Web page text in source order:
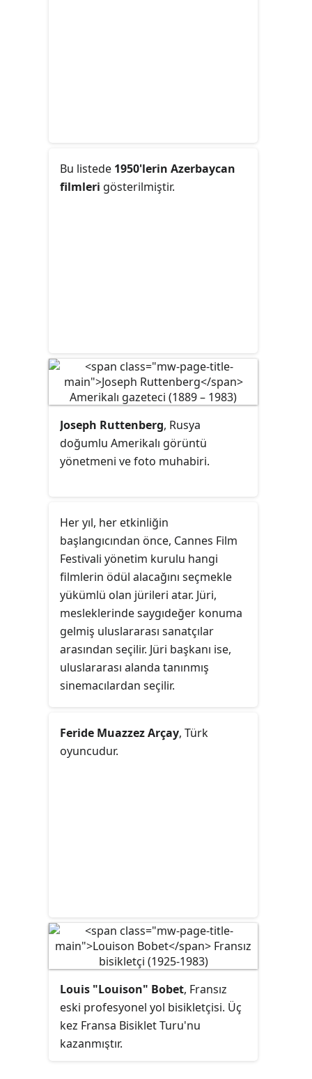
Bu listede 1950'lerin Azerbaycan
filmleri gösterilmiştir.
Joseph Ruttenberg, Rusya
doğumlu Amerikalı görüntü
yönetmeni ve foto muhabiri.
Her yıl, her etkinliğin
başlangıcından önce, Cannes Film
Festivali yönetim kurulu hangi
filmlerin ödül alacağını seçmekle
yükümlü olan jürileri atar. Jüri,
mesleklerinde saygıdeğer konuma
gelmiş uluslararası sanatçılar
arasından seçilir. Jüri başkanı ise,
uluslararası alanda tanınmış
sinemacılardan seçilir.
Feride Muazzez Arçay, Türk
oyuncudur.
Louis "Louison" Bobet, Fransız
eski profesyonel yol bisikletçisi. Üç
kez Fransa Bisiklet Turu'nu
kazanmıştır.